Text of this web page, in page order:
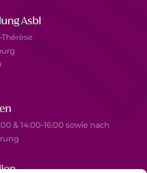
Asbl
& 14:00-16:00 sowie nach